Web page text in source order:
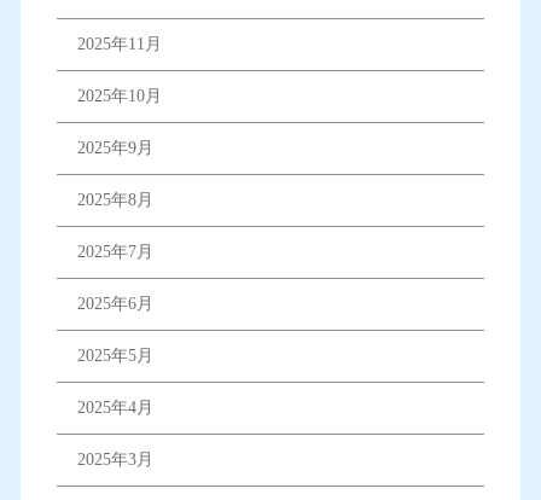
2025年11月
2025年10月
2025年9月
2025年8月
2025年7月
2025年6月
2025年5月
2025年4月
2025年3月